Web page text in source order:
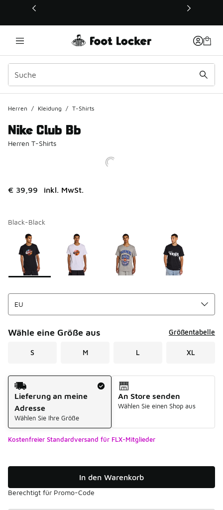
Dieser Link öffnet sich in einem neuen Fenster
Herren / Kleidung / T-Shirts
Nike Club Bb
Herren T-Shirts
€ 39,99 inkl. MwSt.
Black-Black
Seite 1 von 1 zeigt die Farben 1 bis 4 von 4 an.
Bitte wählen Sie einen Stil aus *
Wähle eine Größe aus Größentabelle
S M L XL
Versandart
Lieferung an meine
Adresse
Wählen Sie Ihre Größe
An Store senden
Wählen Sie einen Shop aus
Kostenfreier Standardversand für FLX-Mitglieder
In den Warenkorb
Berechtigt für Promo-Code